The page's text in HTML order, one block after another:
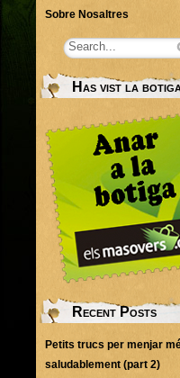
Sobre Nosaltres
Has vist la
Recent Posts
Petits trucs per menjar
saludablement (part 2)